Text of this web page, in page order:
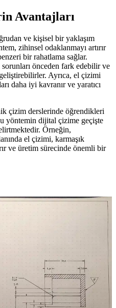
Avantajları
ve kişisel bir yaklaşım
zihinsel odaklanmayı artırır
bir rahatlama sağlar.
sorunları önceden fark edebilir ve
Ayrıca, el çizimi
daha iyi kavranır ve yaratıcı
çizim derslerinde öğrendikleri
yöntemin dijital çizime geçişte
Örneğin,
el çizimi, karmaşık
ve üretim sürecinde önemli bir
Medeni Hukuk Konu
Kaynak
Hukuk Konu Anlatımı,
öğrencileri ve mesleki sınav
Şematik düzeni öğrenmeyi
Proje Tasarımındaki